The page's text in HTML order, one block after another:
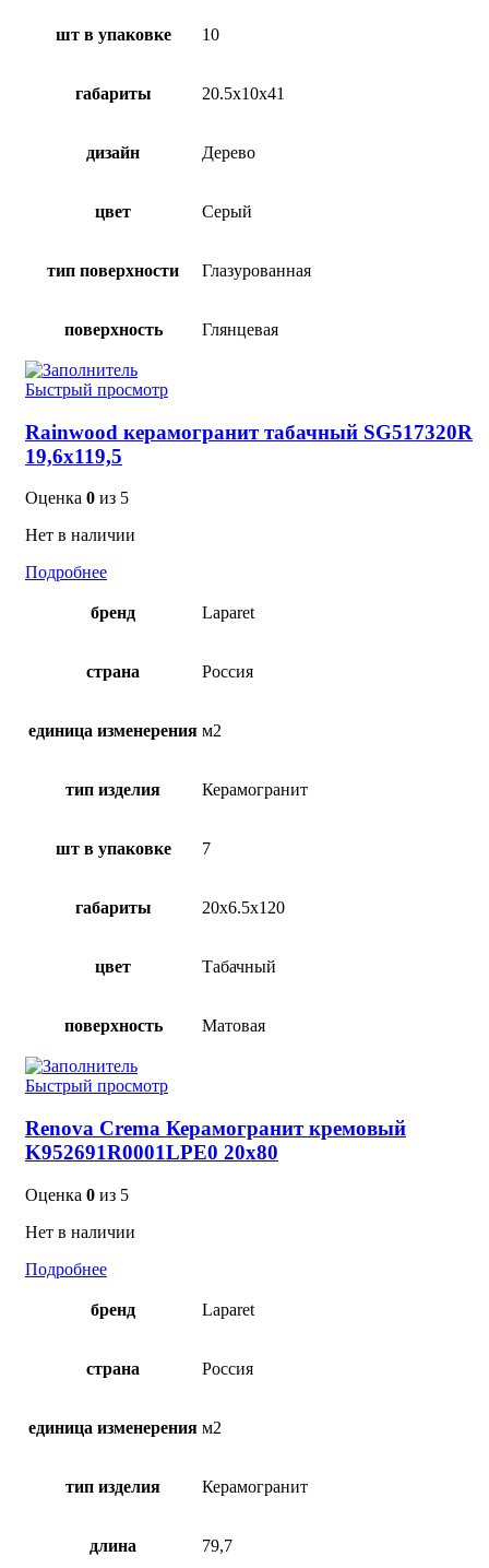
шт в упаковке 10
габариты 20.5х10х41
дизайн Дерево
цвет Серый
тип поверхности Глазурованная
поверхность Глянцевая
Быстрый просмотр
Rainwood керамогранит табачный SG517320R
19,6х119,5
Оценка 0 из 5
Нет в наличии
Подробнее
бренд Laparet
страна Россия
единица изменерения м2
тип изделия Керамогранит
шт в упаковке 7
габариты 20х6.5х120
цвет Табачный
поверхность Матовая
Быстрый просмотр
Renova Crema Керамогранит кремовый
K952691R0001LPE0 20х80
Оценка 0 из 5
Нет в наличии
Подробнее
бренд Laparet
страна Россия
единица изменерения м2
тип изделия Керамогранит
длина 79,7